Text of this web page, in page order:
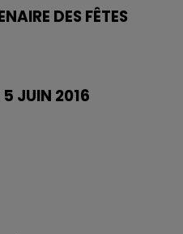
DES FÊTES
5 JUIN 2016